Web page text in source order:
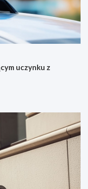
uczynku z